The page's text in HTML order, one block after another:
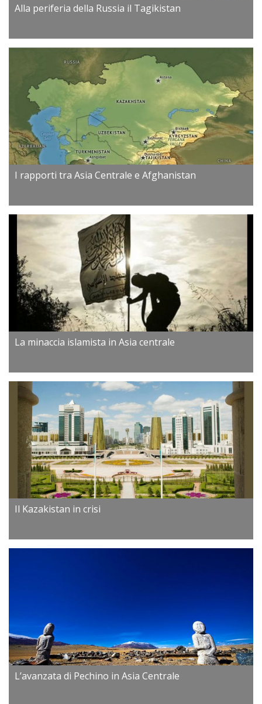
Alla periferia della Russia il Tagikistan
I rapporti tra Asia Centrale e Afghanistan
La minaccia islamista in Asia centrale
Il Kazakistan in crisi
L’avanzata di Pechino in Asia Centrale